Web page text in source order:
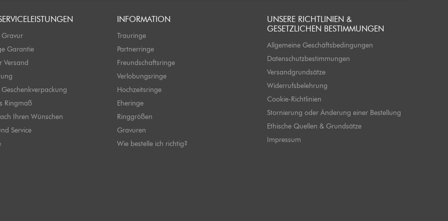
Gravur
Garantie
Versand
Ringmaß
Ihren Wünschen
Service
INFORMATION
Trauringe
Partnerringe
Freundschaftsringe
Verlobungsringe
Hochzeitsringe
Eheringe
Ringgrößen
Gravuren
Wie bestelle ich richtig?
UNSERE RICHTLINIEN &
GESETZLICHEN BESTIMMUNGEN
Allgemeine Geschäftsbedingungen
Datenschutzbestimmungen
Versandgrundsätze
Widerrufsbelehrung
Cookie-Richtlinien
Stornierung oder Änderung einer Bestellung
Ethische Quellen & Grundsätze
Impressum